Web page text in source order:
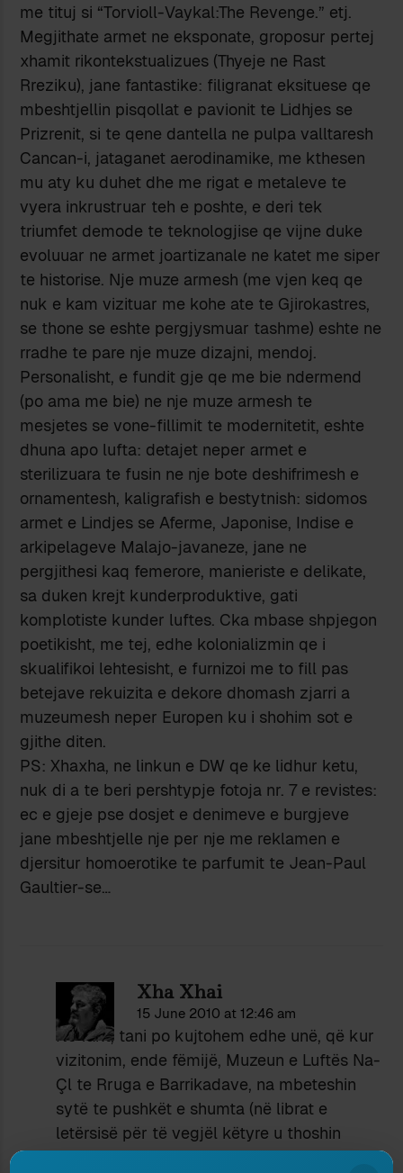
me tituj si “Torvioll-Vaykal:The Revenge.” etj.
Megjithate armet ne eksponate, groposur pertej
xhamit rikontekstualizues (Thyeje ne Rast
Rreziku), jane fantastike: filigranat eksituese qe
mbeshtjellin pisqollat e pavionit te Lidhjes se
Prizrenit, si te qene dantella ne pulpa valltaresh
Cancan-i, jataganet aerodinamike, me kthesen
mu aty ku duhet dhe me rigat e metaleve te
vyera inkrustruar teh e poshte, e deri tek
triumfet demode te teknologjise qe vijne duke
evoluuar ne armet joartizanale ne katet me siper
te historise. Nje muze armesh (me vjen keq qe
nuk e kam vizituar me kohe ate te Gjirokastres,
se thone se eshte pergjysmuar tashme) eshte ne
rradhe te pare nje muze dizajni, mendoj.
Personalisht, e fundit gje qe me bie ndermend
(po ama me bie) ne nje muze armesh te
mesjetes se vone-fillimit te modernitetit, eshte
dhuna apo lufta: detajet neper armet e
sterilizuara te fusin ne nje bote deshifrimesh e
ornamentesh, kaligrafish e bestytnish: sidomos
armet e Lindjes se Aferme, Japonise, Indise e
arkipelageve Malajo-javaneze, jane ne
pergjithesi kaq femerore, manieriste e delikate,
sa duken krejt kunderproduktive, gati
komplotiste kunder luftes. Cka mbase shpjegon
poetikisht, me tej, edhe kolonializmin qe i
skualifikoi lehtesisht, e furnizoi me to fill pas
betejave rekuizita e dekore dhomash zjarri a
muzeumesh neper Europen ku i shohim sot e
gjithe diten.
PS: Xhaxha, ne linkun e DW qe ke lidhur ketu,
nuk di a te beri pershtypje fotoja nr. 7 e revistes:
ec e gjeje pse dosjet e denimeve e burgjeve
jane mbeshtjelle nje per nje me reklamen e
djersitur homoerotike te parfumit te Jean-Paul
Gaultier-se…
Xha Xhai
15 June 2010 at 12:46 am
Në fakt, tani po kujtohem edhe unë, që kur
vizitonim, ende fëmijë, Muzeun e Luftës Na-
Çl te Rruga e Barrikadave, na mbeteshin
sytë te pushkët e shumta (në librat e
letërsisë për të vegjël këtyre u thoshin
patickaosemalihere) dhe pyesnim: po sikur